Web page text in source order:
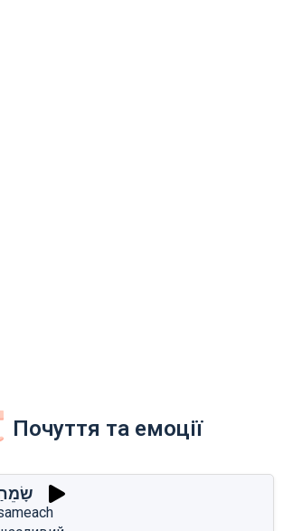
Почуття та емоції